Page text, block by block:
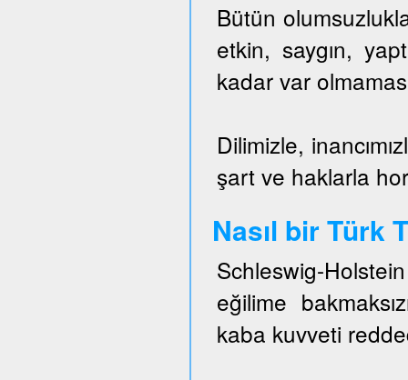
Bütün
etkin, saygın,
kadar var
Dilimizle,
şart ve haklarla
Nasıl bir Türk
Schleswig-
eğilime
kaba kuvveti